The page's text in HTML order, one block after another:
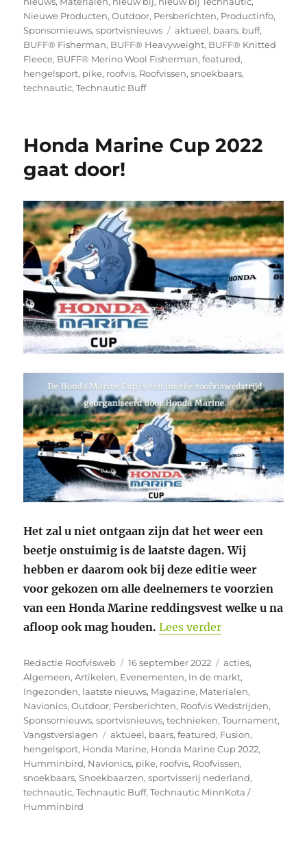
Nieuwe Producten,Outdoor, Persberichten, Productinfo,
Sponsornieuws,sportvisnieuws Tags
aktueel, baars, buff,
BUFF® Fisherman, BUFF® Heavyweight, BUFF® Knitted
Fleece, BUFF® Merino Wool Fisherman,featured,
hengelsport, pike, roofvis, Roofvissen,snoekbaars,
technautic,Technautic Buff
Honda Marine Cup 2022
gaat door!
Het zal u niet ontgaan zijn dat het weer een
beetje onstuimig is de laatste dagen. Wij
hebben er daarom ook bij deze editie weer
voor gekozen om alle deelnemers te voorzien
van een Honda Marine reddingsvest welke u na
afloop ook mag houden. Lees verder“Honda
Auteur
Redactie Roofvisweb
Geplaatst
op
16 september 2022 Categorieën
acties,
Algemeen,Artikelen, Evenementen, In de markt,
Ingezonden, laatste nieuws, Magazine, Materialen,
Navionics,Outdoor, Persberichten, Roofvis Wedstrijden,
Sponsornieuws,sportvisnieuws,technieken,Tournament,
Vangstverslagen
Tags
aktueel, baars,featured, Fusion,
hengelsport, Honda Marine, Honda Marine Cup 2022,
Humminbird, Navionics, pike, roofvis, Roofvissen,
snoekbaars,Snoekbaarzen,sportvisserij nederland,
technautic,Technautic Buff,Technautic MinnKota /
Humminbird